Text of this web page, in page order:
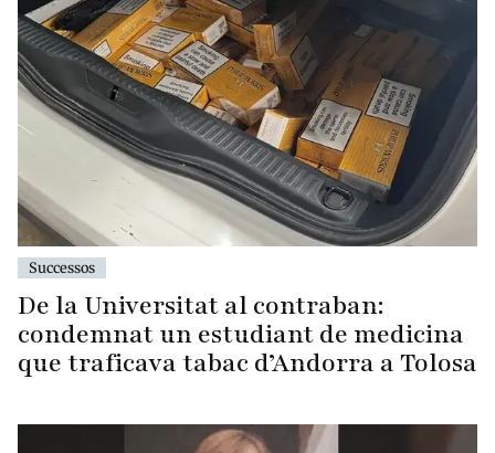
Successos
De la Universitat al contraban:
condemnat un estudiant de medicina
que traficava tabac d’Andorra a Tolosa